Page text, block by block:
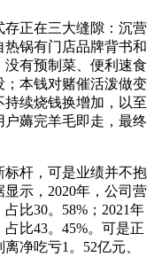
正在三大缝隙：沉营
锅有门店品牌背书和
有预制菜、便利速食
本钱对赌催活泼做变
续烧钱换增加，以至
户薅完羊毛即走，最终
杆，可是业绩并不抱
示，2020年，公司营
比30。58%；2021年
比43。45%。可是正
净吃亏1。52亿元、